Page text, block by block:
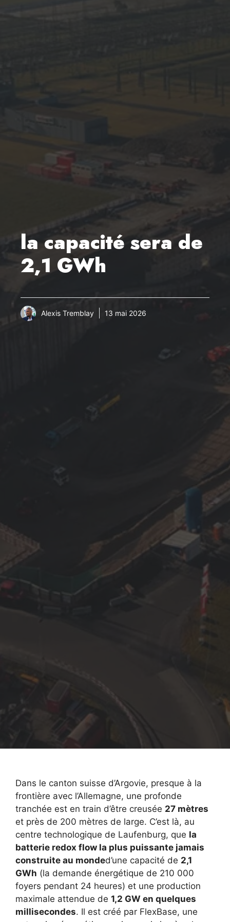
la capacité sera de
2,1 GWh
Alexis Tremblay 13 mai 2026
Dans le canton suisse d’Argovie, presque à la
frontière avec l’Allemagne, une profonde
tranchée est en train d’être creusée 27 mètres
et près de 200 mètres de large. C’est là, au
centre technologique de Laufenburg, que la
batterie redox flow la plus puissante jamais
construite au monded’une capacité de 2,1
GWh (la demande énergétique de 210 000
foyers pendant 24 heures) et une production
maximale attendue de 1,2 GW en quelques
millisecondes. Il est créé par FlexBase, une